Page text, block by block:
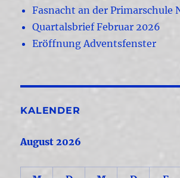
Fasnacht an der Primarschule
Quartalsbrief Februar 2026
Eröffnung Adventsfenster
KALENDER
August 2026